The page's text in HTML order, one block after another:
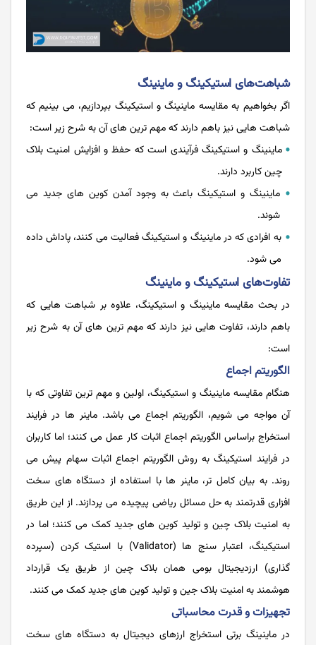
شباهت‌های استیکینگ و ماینینگ
اگر بخواهیم به مقایسه ماینینگ و استیکینگ بپردازیم، می بینیم که
شباهت هایی نیز باهم دارند که مهم ترین های آن به شرح زیر است:
ماینینگ و استیکینگ فرآیندی است که حفظ و افزایش امنیت بلاک
چین کاربرد دارند.
ماینینگ و استیکینگ باعث به وجود آمدن کوین های جدید می
شوند.
به افرادی که در ماینینگ و استیکینگ فعالیت می کنند، پاداش داده
می شود.
تفاوت‌های استیکینگ و ماینینگ
در بحث مقایسه ماینینگ و استیکینگ، علاوه بر شباهت هایی که
باهم دارند، تفاوت هایی نیز دارند که مهم ترین های آن به شرح زیر
است:
الگوریتم اجماع
هنگام مقایسه ماینینگ و استیکینگ، اولین و مهم ترین تفاوتی که با
آن مواجه می شویم، الگوریتم اجماع می باشد. ماینر ها در فرایند
استخراج براساس الگوریتم اجماع اثبات کار عمل می کنند؛ اما کاربران
در فرایند استیکینگ به روش الگوریتم اجماع اثبات سهام پیش می
روند. به بیان کامل تر، ماینر ها با استفاده از دستگاه های سخت
افزاری قدرتمند به حل مسائل ریاضی پیچیده می پردازند. از این طریق
به امنیت بلاک چین و تولید کوین های جدید کمک می کنند؛ اما در
استیکینگ، اعتبار سنج ها (Validator) با استیک کردن (سپرده
گذاری) ارزدیجیتال بومی همان بلاک چین از طریق یک قرارداد
هوشمند به امنیت بلاک جین و تولید کوین های جدید کمک می کنند.
تجهیزات و قدرت محاسباتی
در ماینینگ برتی استخراج ارزهای دیجیتال به دستگاه های سخت‌